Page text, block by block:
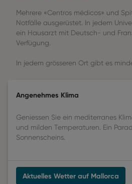
Mehrere «Centros médicos» und
Notfälle ausgerüstet. In jedem
ein Hausarzt mit Deutsch- und
Verfügung.
In jedem grösseren Ort gibt es
Angenehmes Klima
Geniessen Sie ein mediterranes
und milden Temperaturen. Ein
Sonnenscheins.
Aktuelles Wetter auf Mallorca